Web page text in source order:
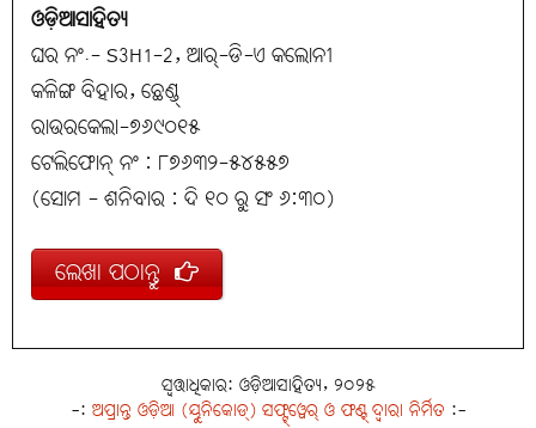
ଓଡ଼ିଆସାହିତ୍ୟ
ଘର ନଂ.- S3H1-2, ଆର୍-ଡି-ଏ କଲୋନୀ
କଳିଙ୍ଗ ବିହାର, ଛେଣ୍ଡ୍
ରାଉରକେଲା-୭୬୯୦୧୫
ଟେଲିଫୋନ୍ ନଂ : ୮୭୬୩୨-୫୪୫୫୭
(ସୋମ - ଶନିବାର : ଦି ୧୦ ରୁ ସଂ ୬:୩୦)
ଲେଖା ପଠାନ୍ତୁ
ସ୍ୱତ୍ତାଧିକାର: ଓଡ଼ିଆସାହିତ୍ୟ, ୨୦୨୫
-: ଅପ୍ରାନ୍ତ ଓଡ଼ିଆ (ୟୁନିକୋଡ୍) ସଫ୍ଟ୍‌ୱେର୍ ଓ ଫଣ୍ଟ୍ ଦ୍ୱାରା ନିର୍ମିତ :-